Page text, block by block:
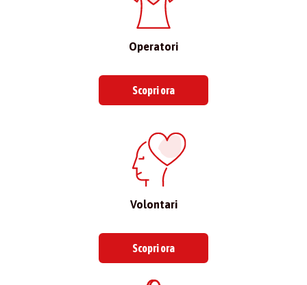
Operatori
Scopri ora
Volontari
Scopri ora